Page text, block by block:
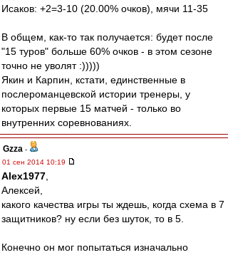
Исаков: +2=3-10 (20.00% очков), мячи 11-35
В общем, как-то так получается: будет после
"15 туров" больше 60% очков - в этом сезоне
точно не уволят :)))))
Якин и Карпин, кстати, единственные в
послероманцевской истории тренеры, у
которых первые 15 матчей - только во
внутренних соревнованиях.
Gzza -
01 сен 2014 10:19
Alex1977
Алексей,
какого качества игры ты ждешь, когда схема в 7
защитников? ну если без шуток, то в 5.
Конечно он мог попытаться изначально